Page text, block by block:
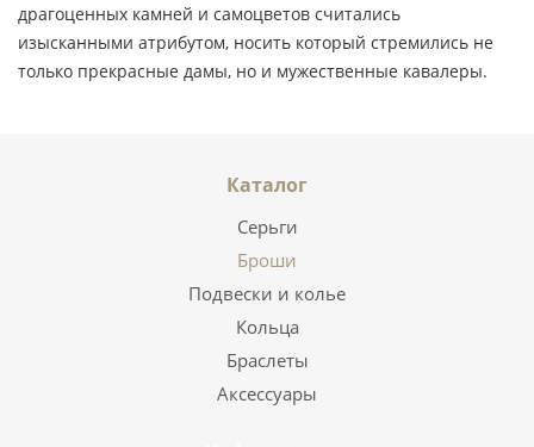
драгоценных камней и самоцветов считались
изысканными атрибутом, носить который стремились не
только прекрасные дамы, но и мужественные кавалеры.
Каталог
Серьги
Броши
Подвески и колье
Кольца
Браслеты
Аксессуары